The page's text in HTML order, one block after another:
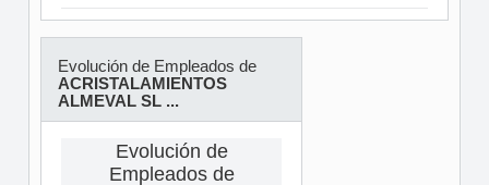
Evolución de Empleados de
ACRISTALAMIENTOS
ALMEVAL SL ...
Evolución de
Empleados de